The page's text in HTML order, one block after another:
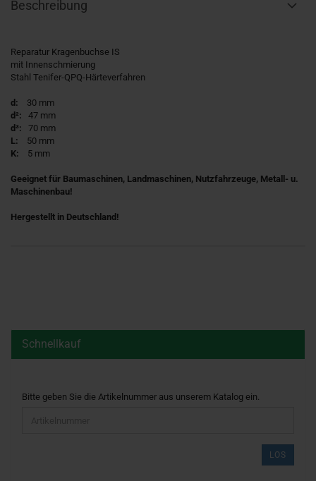
Beschreibung
Reparatur Kragenbuchse IS
mit Innenschmierung
Stahl Tenifer-QPQ-Härteverfahren
d:
30 mm
d²: 47 mm
d³: 70 mm
L: 50 mm
K: 5 mm
Geeignet für Baumaschinen, Landmaschinen, Nutzfahrzeuge, Metall- u.
Maschinenbau!
Hergestellt in Deutschland!
Schnellkauf
BITTE
Bitte geben Sie die Artikelnummer aus unserem Katalog ein.
LOS